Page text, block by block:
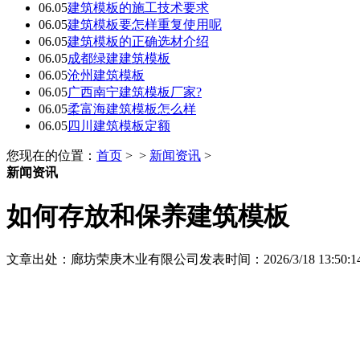
06.05建筑模板的施工技术要求
06.05建筑模板要怎样重复使用呢
06.05建筑模板的正确选材介绍
06.05成都绿建建筑模板
06.05沧州建筑模板
06.05广西南宁建筑模板厂家?
06.05柔富海建筑模板怎么样
06.05四川建筑模板定额
您现在的位置： 首页 > > 新闻资讯 >
新闻资讯
如何存放和保养建筑模板
文章出处：廊坊荣庚木业有限公司 发表时间：2026/3/18